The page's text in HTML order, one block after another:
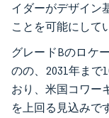
イダーがデザイン
ことを可能にして
グレードBのロケ
のの、2031年まで
おり、米国コワー
を上回る見込みで